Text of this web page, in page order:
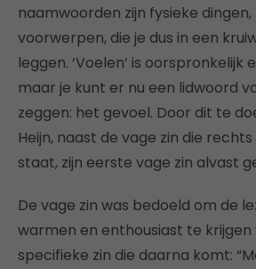
naamwoorden zijn fysieke
voorwerpen, die je dus in een
leggen. ‘Voelen’ is oorspronkelijk
maar je kunt er nu een lidwoord
zeggen: het gevoel. Door dit te
Heijn, naast de vage zin die
staat, zijn eerste vage zin alvast
De vage zin was bedoeld om de
warmen en enthousiast te krijgen
specifieke zin die daarna komt: